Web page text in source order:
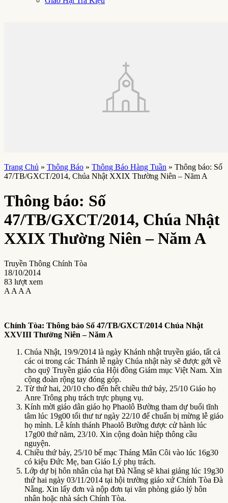
Trang Chủ » Thông Báo » Thông Báo Hàng Tuần » Thông báo: Số
47/TB/GXCT/2014, Chúa Nhật XXIX Thường Niên – Năm A
Thông báo: Số
47/TB/GXCT/2014, Chúa Nhật
XXIX Thường Niên – Năm A
Truyền Thông Chính Tòa
18/10/2014
83 lượt xem
A A A A
Chính Tòa: Thông báo Số 47/TB/GXCT/2014 Chúa Nhật
XXVIII Thường Niên – Năm A
Chúa Nhật, 19/9/2014 là ngày Khánh nhật truyền giáo, tất cả
các oi trong các Thánh lễ ngày Chúa nhật này sẽ được gởi về
cho quỹ Truyền giáo của Hội đồng Giám mục Việt Nam. Xin
cộng đoàn rộng tay đóng góp.
Từ thứ hai, 20/10 cho đến hết chiều thứ bảy, 25/10 Giáo họ
Anre Trông phụ trách trực phụng vụ.
Kính mời giáo dân giáo họ Phaolô Bường tham dự buổi tĩnh
tâm lúc 19g00 tối thư tư ngày 22/10 để chuẩn bị mừng lễ giáo
họ mình. Lễ kính thánh Phaolô Bường được cử hành lúc
17g00 thứ năm, 23/10. Xin cộng đoàn hiệp thông cầu
nguyện.
Chiều thứ bảy, 25/10 bế mạc Tháng Mân Côi vào lúc 16g30
có kiệu Đức Mẹ, ban Giáo Lý phụ trách.
Lớp dự bị hôn nhân của hạt Đà Nẵng sẽ khai giảng lúc 19g30
thứ hai ngày 03/11/2014 tại hội trường giáo xứ Chính Tòa Đà
Nẵng. Xin lấy đơn và nộp đơn tại văn phòng giáo lý hôn
nhân hoặc nhà sách Chính Tòa.